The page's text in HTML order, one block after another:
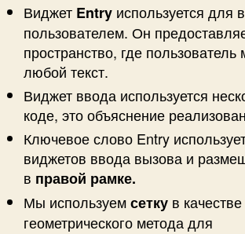
Виджет Entry используется для
пользователем. Он
пространство, где пользователь
любой текст.
Виджет ввода используется
коде, это объяснение
Ключевое слово Entry
виджетов ввода вызова и
в правой рамке.
Мы используемсетку в качестве
геометрического метода для